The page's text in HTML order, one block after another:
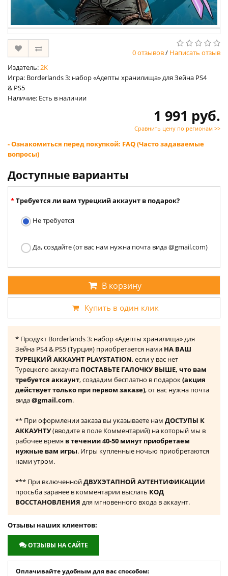
0 отзывов/ Написать отзыв
Издатель:2K
Игра: Borderlands 3: набор «Адепты хранилища» для Зейна PS4
& PS5
Наличие: Есть в наличии
1 991 руб.
Сравнить цену по регионам >>
- Ознакомиться перед покупкой: FAQ (Часто задаваемые
вопросы)
Доступные варианты
Требуется ли вам турецкий аккаунт в подарок?
Не требуется
Да, создайте (от вас нам нужна почта вида @gmail.com)
В корзину
Купить в один клик
* Продукт Borderlands 3: набор «Адепты хранилища» для
Зейна PS4 & PS5 (Турция) приобретается нами НА ВАШ
ТУРЕЦКИЙ АККАУНТ PLAYSTATION, если у вас нет
Турецкого аккаунта ПОСТАВЬТЕ ГАЛОЧКУ ВЫШЕ, что вам
требуется аккаунт, создадим бесплатно в подарок(акция
действует только при первом заказе), от вас нужна почта
вида@gmail.com.
** При оформлении заказа вы указываете нам ДОСТУПЫ К
АККАУНТУ(вводите в поле Комментарий) на который мы в
рабочее время в течении 40-50 минут приобретаем
нужные вам игры. Игры купленные ночью приобретаются
нами утром.
*** При включеннойДВУХЭТАПНОЙ АУТЕНТИФИКАЦИИ
просьба заранее в комментарии выслать КОД
ВОССТАНОВЛЕНИЯ для мгновенного входа в аккаунт.
Отзывы наших клиентов:
ОТЗЫВЫ НА САЙТЕ
Оплачивайте удобным для вас способом: